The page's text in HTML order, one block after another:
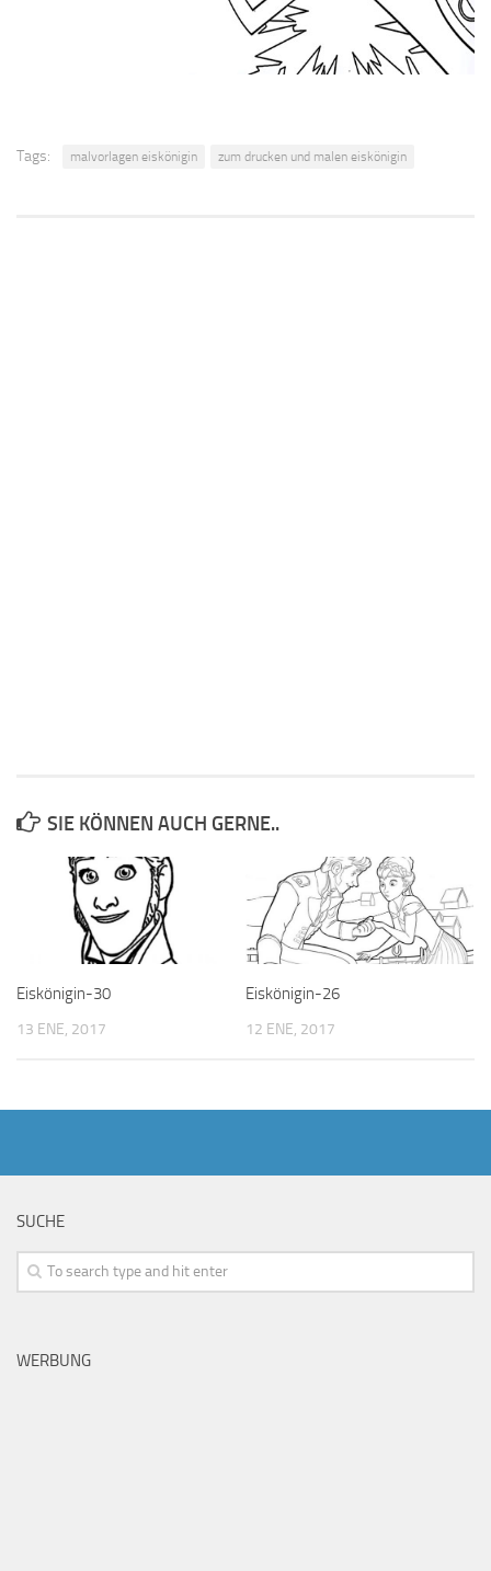
Tags: malvorlagen eiskönigin zum drucken und malen eiskönigin
SIE KÖNNEN AUCH GERNE..
Eiskönigin-30
13 ENE, 2017
Eiskönigin-26
12 ENE, 2017
SUCHE
WERBUNG